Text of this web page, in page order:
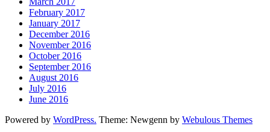
February 2017
January 2017
December 2016
November 2016
October 2016
September 2016
August 2016
July 2016
June 2016
Powered by WordPress. Theme: Newgenn by Webulous Themes